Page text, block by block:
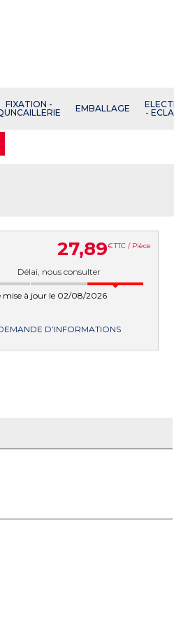
FIXATION -
EMBALLAGE
-
27,89€TTC / Pièce
Délai, nous consulter
mise à jour le 02/08/2026
D’INFORMATIONS